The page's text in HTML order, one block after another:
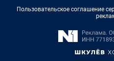
Пользовательское соглашение